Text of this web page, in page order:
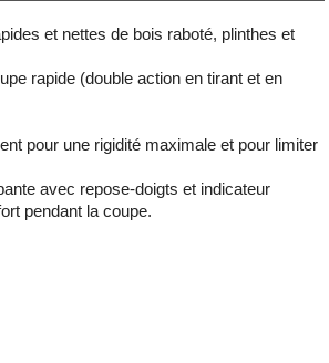
et nettes de bois raboté, plinthes et
rapide (double action en tirant et en
pour une rigidité maximale et pour limiter
avec repose-doigts et indicateur
pendant la coupe.